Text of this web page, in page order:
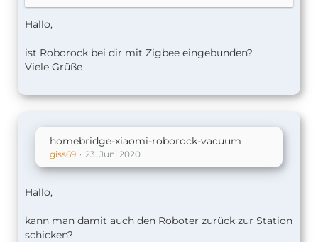
- Xiaomi Air Purifier 2s
- Xiaomi Humidifier
- Osram Smart+ Lightstrips
- Philips Hue Lichter (keine Bridge, direkt per
- Ikea Trådfri Lichter & Schalter
- Landroid M Mähroboter
Hallo,
ist Roborock bei dir mit Zigbee eingebunden?
Viele Grüße
homebridge-xiaomi-roborock-vacuum
giss69 23. Juni 2020
Hallo,
kann man damit auch den Roboter zurück zur Station
schicken?